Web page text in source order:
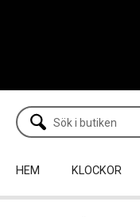
HEM KLOCKOR